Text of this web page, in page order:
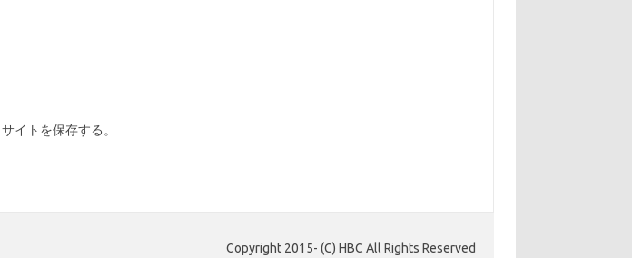
イトを保存する。
Copyright 2015- (C) HBC All Rights Reserved